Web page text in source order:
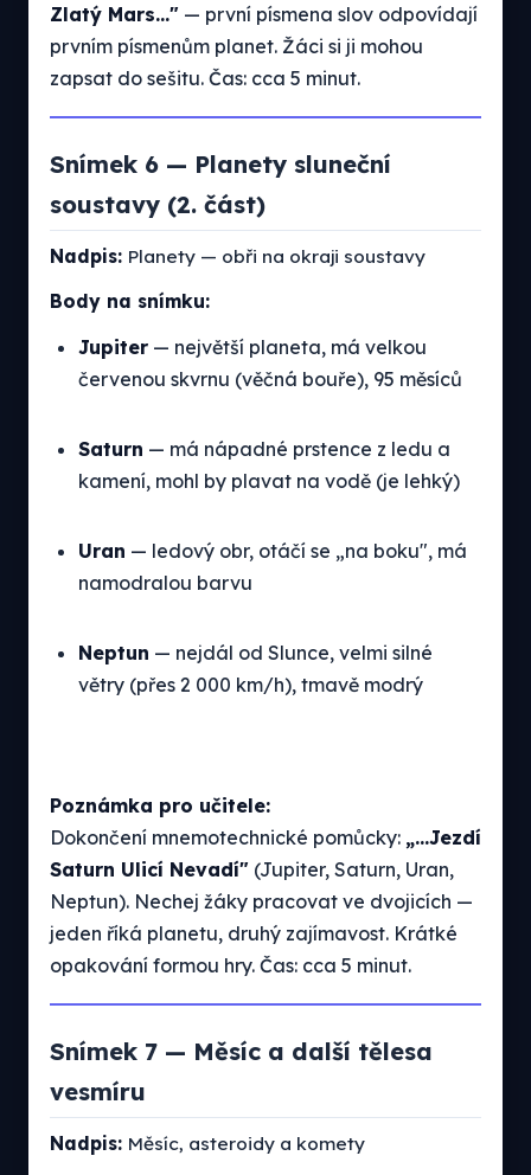
Zlatý Mars..." — první písmena slov odpovídají
prvním písmenům planet. Žáci si ji mohou
zapsat do sešitu. Čas: cca 5 minut.
Snímek 6 — Planety sluneční
soustavy (2. část)
Nadpis: Planety — obři na okraji soustavy
Body na snímku:
Jupiter — největší planeta, má velkou
červenou skvrnu (věčná bouře), 95 měsíců
Saturn — má nápadné prstence z ledu a
kamení, mohl by plavat na vodě (je lehký)
Uran — ledový obr, otáčí se „na boku", má
namodralou barvu
Neptun — nejdál od Slunce, velmi silné
větry (přes 2 000 km/h), tmavě modrý
Poznámka pro učitele:
Dokončení mnemotechnické pomůcky: „...Jezdí
Saturn Ulicí Nevadí" (Jupiter, Saturn, Uran,
Neptun). Nechej žáky pracovat ve dvojicích —
jeden říká planetu, druhý zajímavost. Krátké
opakování formou hry. Čas: cca 5 minut.
Snímek 7 — Měsíc a další tělesa
vesmíru
Nadpis: Měsíc, asteroidy a komety